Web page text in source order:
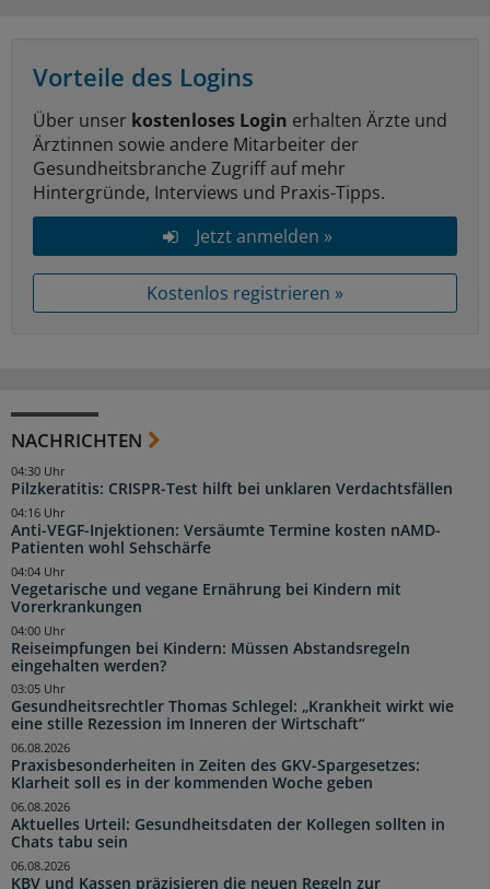
Vorteile des Logins
Über unser kostenloses Login erhalten Ärzte und
Ärztinnen sowie andere Mitarbeiter der
Gesundheitsbranche Zugriff auf mehr
Hintergründe, Interviews und Praxis-Tipps.
Jetzt anmelden »
Kostenlos registrieren »
NACHRICHTEN
Pilzkeratitis: CRISPR-Test hilft bei unklaren Verdachtsfällen
04:30 Uhr
Anti-VEGF-Injektionen: Versäumte Termine kosten nAMD-
Patienten wohl Sehschärfe
04:16 Uhr
Vegetarische und vegane Ernährung bei Kindern mit
Vorerkrankungen
04:04 Uhr
Reiseimpfungen bei Kindern: Müssen Abstandsregeln
eingehalten werden?
04:00 Uhr
Gesundheitsrechtler Thomas Schlegel: „Krankheit wirkt wie
eine stille Rezession im Inneren der Wirtschaft“
03:05 Uhr
Praxisbesonderheiten in Zeiten des GKV-Spargesetzes:
Klarheit soll es in der kommenden Woche geben
06.08.2026
Aktuelles Urteil: Gesundheitsdaten der Kollegen sollten in
Chats tabu sein
06.08.2026
KBV und Kassen präzisieren die neuen Regeln zur
06.08.2026